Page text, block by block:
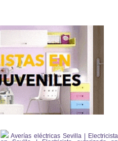
Averías eléctricas Sevilla | Electricista